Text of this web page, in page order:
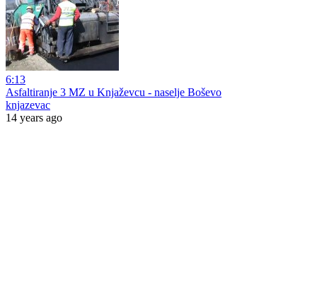
6:13
Asfaltiranje 3 MZ u Knjaževcu - naselje Boševo
knjazevac
14 years ago